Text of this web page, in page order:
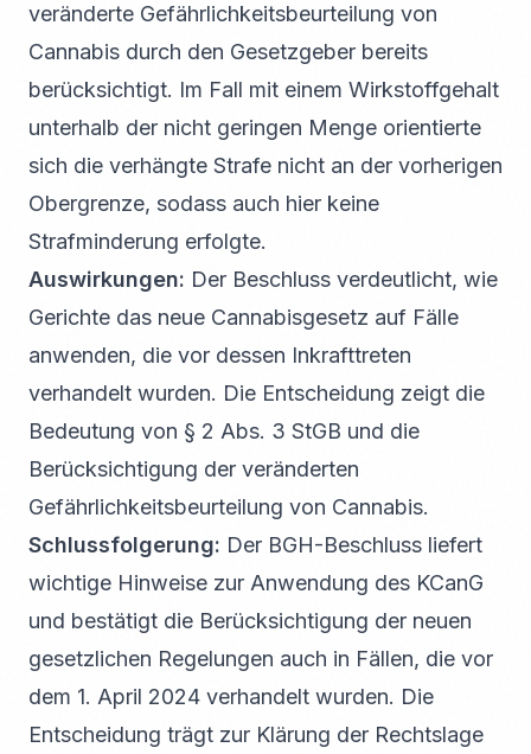
veränderte Gefährlichkeitsbeurteilung von
Cannabis durch den Gesetzgeber bereits
berücksichtigt. Im Fall mit einem Wirkstoffgehalt
unterhalb der nicht geringen Menge orientierte
sich die verhängte Strafe nicht an der vorherigen
Obergrenze, sodass auch hier keine
Strafminderung erfolgte.
Auswirkungen: Der Beschluss verdeutlicht, wie
Gerichte das neue Cannabisgesetz auf Fälle
anwenden, die vor dessen Inkrafttreten
verhandelt wurden. Die Entscheidung zeigt die
Bedeutung von § 2 Abs. 3 StGB und die
Berücksichtigung der veränderten
Gefährlichkeitsbeurteilung von Cannabis.
Schlussfolgerung: Der BGH-Beschluss liefert
wichtige Hinweise zur Anwendung des KCanG
und bestätigt die Berücksichtigung der neuen
gesetzlichen Regelungen auch in Fällen, die vor
dem 1. April 2024 verhandelt wurden. Die
Entscheidung trägt zur Klärung der Rechtslage